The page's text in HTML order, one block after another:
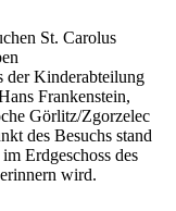
St. Carolus
der Kinderabteilung
Frankenstein,
Görlitz/Zgorzelec
des Besuchs stand
Erdgeschoss des
wird.